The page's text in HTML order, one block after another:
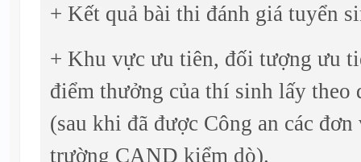
+ Kết quả bài thi đánh giá tuyển
+ Khu vực ưu tiên, đối tượng ưu
điểm thưởng của thí sinh lấy theo
(sau khi đã được Công an các
trường CAND kiểm dò).